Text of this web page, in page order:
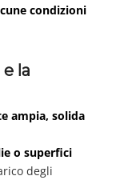
condizioni
la
ampia, solida
o superfici
degli